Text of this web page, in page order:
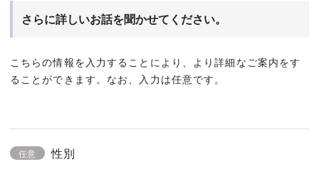
さらに詳しいお話を聞かせてください。
こちらの情報を入力することにより、より詳細なご案内をす
ることができます。なお、入力は任意です。
任意 性別